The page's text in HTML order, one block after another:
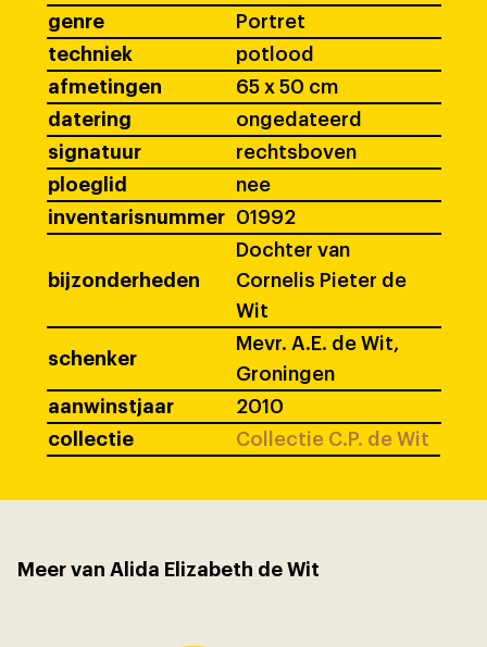
genre
Portret
techniek
potlood
afmetingen
65 x 50 cm
datering
ongedateerd
signatuur
rechtsboven
ploeglid
nee
inventarisnummer
01992
bijzonderheden
Dochter van
Cornelis Pieter de
Wit
schenker
Mevr. A.E. de Wit,
Groningen
aanwinstjaar
2010
collectie
Collectie C.P. de Wit
Meer van Alida Elizabeth de Wit